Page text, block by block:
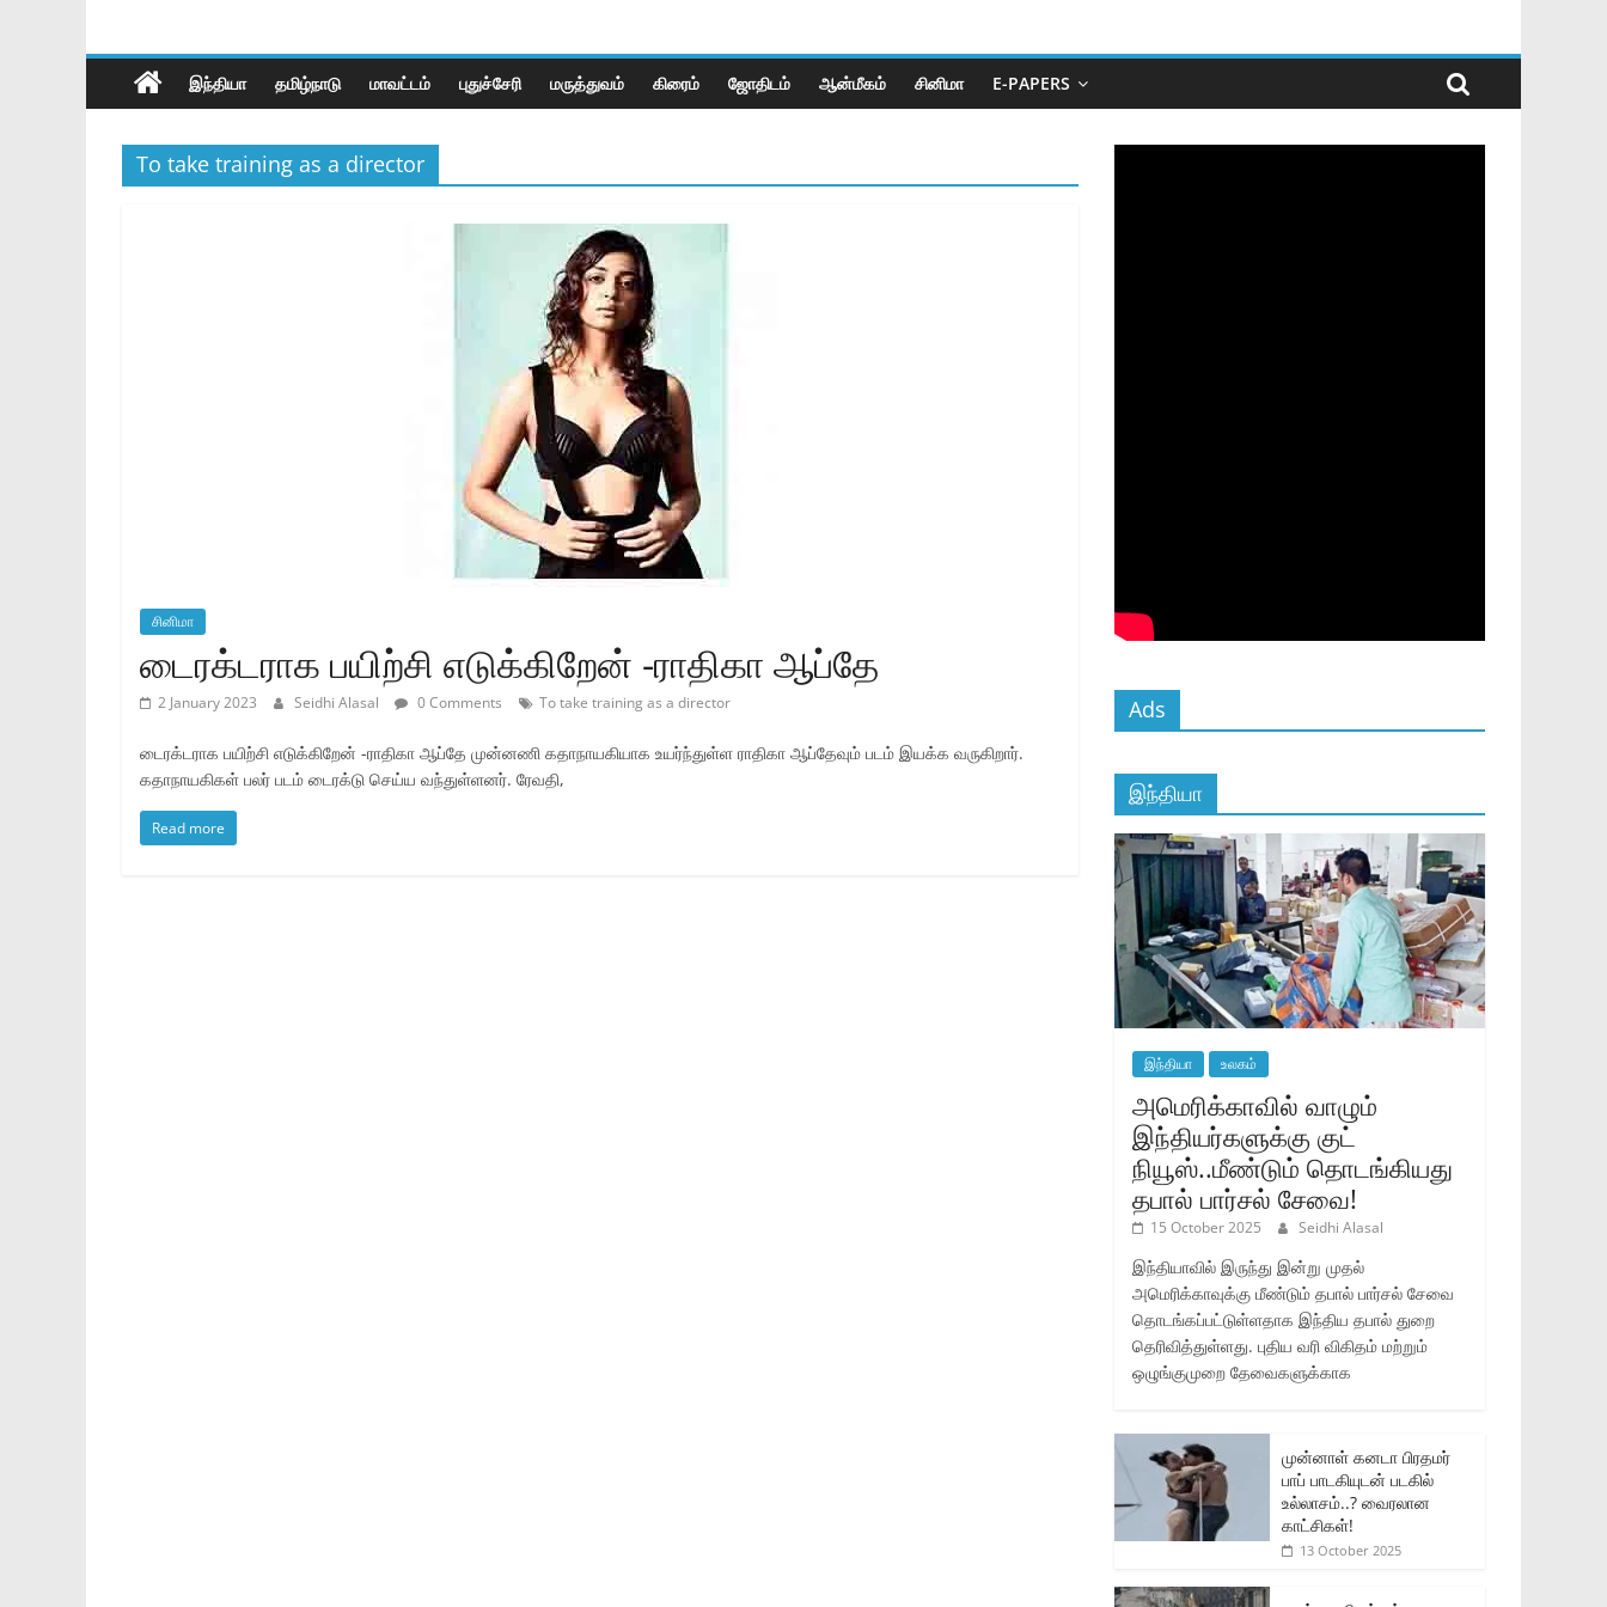
இந்தியா தமிழ்நாடு மாவட்டம் புதுச்சேரி மருத்துவம் கிரைம் ஜோ‌திட‌ம் ஆன்மீகம் சினிமா E-PAPERS
To take training as a director
சினிமா
டைரக்டராக பயிற்சி எடுக்கிறேன் -ராதிகா ஆப்தே
2 January 2023 Seidhi Alasal 0 Comments To take training as a director
டைரக்டராக பயிற்சி எடுக்கிறேன் -ராதிகா ஆப்தே முன்னணி கதாநாயகியாக உயர்ந்துள்ள ராதிகா ஆப்தேவும் படம் இயக்க வருகிறார்.
கதாநாயகிகள் பலர் படம் டைரக்டு செய்ய வந்துள்ளனர். ரேவதி,
Read more
Ads
இந்தியா
இந்தியா உலகம்
அமெரிக்காவில் வாழும்
இந்தியர்களுக்கு குட்
நியூஸ்..மீண்டும் தொடங்கியது
தபால் பார்சல் சேவை!
15 October 2025 Seidhi Alasal
இந்தியாவில் இருந்து இன்று முதல்
அமெரிக்காவுக்கு மீண்டும் தபால் பார்சல் சேவை
தொடங்கப்பட்டுள்ளதாக இந்திய தபால் துறை
தெரிவித்துள்ளது. புதிய வரி விகிதம் மற்றும்
ஒழுங்குமுறை தேவைகளுக்காக
முன்னாள் கனடா பிரதமர்
பாப் பாடகியுடன் படகில்
உல்லாசம்..? வைரலான
காட்சிகள்!
13 October 2025